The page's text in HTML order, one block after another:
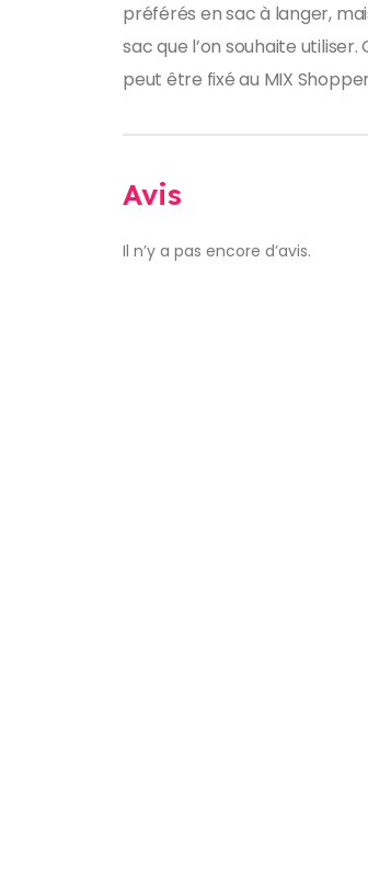
préférés en sac à langer,
sac que l’on souhaite
peut être fixé au MIX
Avis
Il n’y a pas encore d’avis.